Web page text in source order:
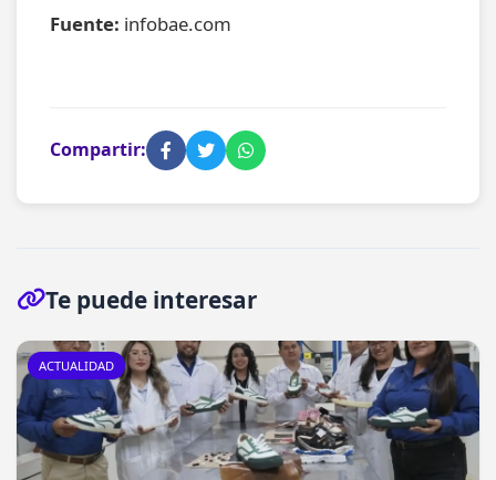
Fuente: infobae.com
Compartir:
Te puede interesar
ACTUALIDAD